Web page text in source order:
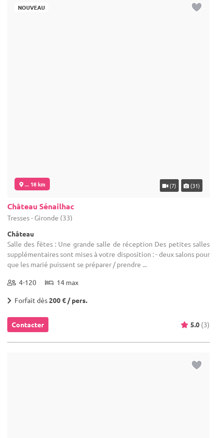
NOUVEAU
... 18 km (7) (31)
Château Sénailhac
Tresses - Gironde (33)
Château
Salle des fêtes : Une grande salle de réception Des petites salles
supplémentaires sont mises à votre disposition : - deux salons pour
que les marié puissent se préparer / prendre ...
4-120 14 max
Forfait dès200 € / pers.
Contacter 5.0 (3)